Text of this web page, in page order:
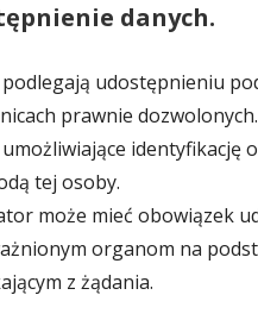
danych.
udostępnieniu
prawnie dozwolonych.
identyfikację
tej osoby.
może mieć obowiązek
organom na
z żądania.